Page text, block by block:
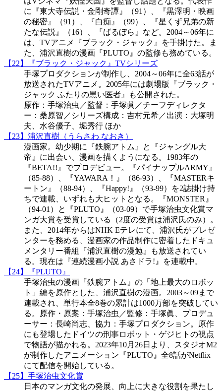
に『東大寺伝説・金剛奇譚』（91）、『黒澤明・映画
の秘密』（91）、『白痴』（99）、『星くず兄弟の新
たな伝説』（16）、『ばるぼら』など。2004～06年に
は、TVアニメ『ブラック・ジャック』を手掛けた。ま
た、浦沢直樹の漫画『PLUTO』の監修も務めている。
【22】『ブラック・ジャック』TVシリーズ
手塚プロダクションが制作し、2004～06年に全63話が
放送されたTVアニメ。2005年には劇場版『ブラック・
ジャック ふたりの黒い医者』も公開された。
原作：手塚治虫／監督：手塚眞／チーフディレクタ
ー：桑原智／シリーズ構成：吉村元希／出演：大塚明
夫、水谷優子、堀秀行 ほか
【23】浦沢直樹（うらさわ なおき）
漫画家。幼少期に『鉄腕アトム』と『ジャングル大
帝』に出会い、漫画を描くようになる。1983年の
『BETA!!』でプロデビュー。『パイナップルARMY』
（85-88）、『YAWARA！』（86-93）、『MASTERキ
ートン』（88-94）、『Happy!』（93-99）を2誌掛け持
ちで連載、いずれも大ヒットとなる。『MONSTER』
（94-01）と『PLUTO』（03-09）で手塚治虫文化賞マ
ンガ大賞を受賞している（2度の受賞は浦沢氏のみ）。
また、2014年からはNHK Eテレにて、浦沢氏がプレゼ
ンターを務める、漫画家の作品制作に密着したドキュ
メンタリー番組『浦沢直樹の漫勉』も放送されてい
る。現在は『連続漫画小説 あさドラ!』を連載中。
【24】『PLUTO』
手塚治虫の漫画『鉄腕アトム』の「地上最大のロボッ
ト」編を原作とした、浦沢直樹の漫画。2003～09まで
連載され、単行本全8巻の累計は1000万部を突破してい
る。原作・原案：手塚治虫／監修：手塚眞、プロデュ
ーサー：長崎尚志、協力：手塚プロダクション。原作
にも登場したドイツの刑事ロボット・ゲジヒトの視点
で物語が描かれる。2023年10月26日より、スタジオM2
が制作したアニメーション『PLUTO』全8話がNetflix
にて配信を開始している。
【25】手塚治虫文化賞
日本のマンガ文化の発展、向上に大きな役割を果たし